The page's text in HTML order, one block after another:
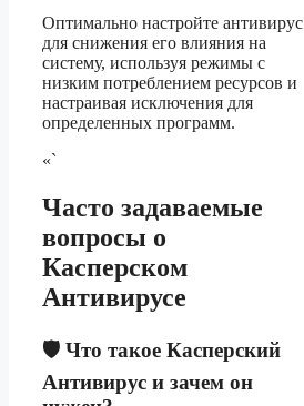
Оптимально настройте антивирус
для снижения его влияния на
систему, используя режимы с
низким потреблением ресурсов и
настраивая исключения для
определенных программ.
«`
Часто задаваемые
вопросы о
Касперском
Антивирусе
🛡️ Что такое Касперский
Антивирус и зачем он